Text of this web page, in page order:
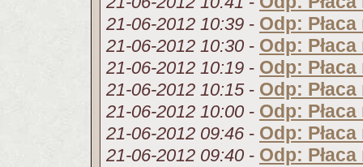
21-06-2012 10:39 - Odp:
21-06-2012 10:30 - Odp:
21-06-2012 10:19 - Odp:
21-06-2012 10:15- Odp:
21-06-2012 10:00 - Odp:
21-06-2012 09:46 - Odp:
21-06-2012 09:40 - Odp: